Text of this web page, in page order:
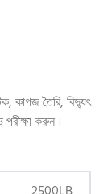
কাগজ তৈরি, বিদ্যুৎ
পরীক্ষা করুন।